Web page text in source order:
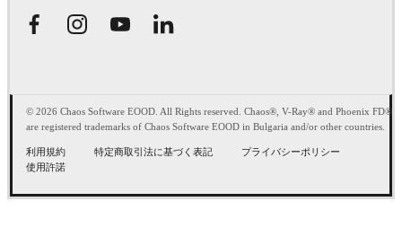
© 2026 Chaos Software EOOD. All Rights reserved. Chaos®, V-Ray® and Phoenix FD®
are registered trademarks of Chaos Software EOOD in Bulgaria and/or other countries.
利用規約 特定商取引法に基づく表記
プライバシーポリシー
使用許諾